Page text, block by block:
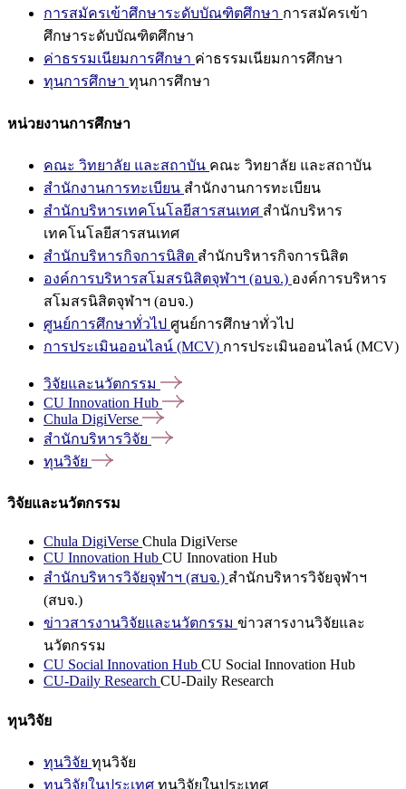
การสมัครเข้าศึกษาระดับบัณฑิตศึกษา การสมัครเข้า
ศึกษาระดับบัณฑิตศึกษา
ค่าธรรมเนียมการศึกษา ค่าธรรมเนียมการศึกษา
ทุนการศึกษา ทุนการศึกษา
หน่วยงานการศึกษา
คณะ วิทยาลัย และสถาบัน คณะ วิทยาลัย และสถาบัน
สำนักงานการทะเบียน สำนักงานการทะเบียน
สำนักบริหารเทคโนโลยีสารสนเทศ สำนักบริหาร
เทคโนโลยีสารสนเทศ
สำนักบริหารกิจการนิสิต สำนักบริหารกิจการนิสิต
องค์การบริหารสโมสรนิสิตจุฬาฯ (อบจ.) องค์การบริหาร
สโมสรนิสิตจุฬาฯ (อบจ.)
ศูนย์การศึกษาทั่วไป ศูนย์การศึกษาทั่วไป
การประเมินออนไลน์ (MCV) การประเมินออนไลน์ (MCV)
วิจัยและนวัตกรรม
CU Innovation Hub
Chula DigiVerse
สำนักบริหารวิจัย
ทุนวิจัย
วิจัยและนวัตกรรม
Chula DigiVerse Chula DigiVerse
CU Innovation Hub CU Innovation Hub
สำนักบริหารวิจัยจุฬาฯ (สบจ.) สำนักบริหารวิจัยจุฬาฯ
(สบจ.)
ข่าวสารงานวิจัยและนวัตกรรม ข่าวสารงานวิจัยและ
นวัตกรรม
CU Social Innovation Hub CU Social Innovation Hub
CU-Daily Research CU-Daily Research
ทุนวิจัย
ทุนวิจัย ทุนวิจัย
ทุนวิจัยในประเทศ ทุนวิจัยในประเทศ